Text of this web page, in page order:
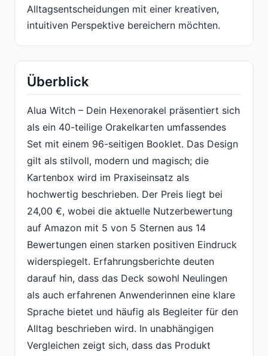
Alltagsentscheidungen mit einer kreativen,
intuitiven Perspektive bereichern möchten.
Überblick
Alua Witch – Dein Hexenorakel präsentiert sich
als ein 40-teilige Orakelkarten umfassendes
Set mit einem 96-seitigen Booklet. Das Design
gilt als stilvoll, modern und magisch; die
Kartenbox wird im Praxiseinsatz als
hochwertig beschrieben. Der Preis liegt bei
24,00 €, wobei die aktuelle Nutzerbewertung
auf Amazon mit 5 von 5 Sternen aus 14
Bewertungen einen starken positiven Eindruck
widerspiegelt. Erfahrungsberichte deuten
darauf hin, dass das Deck sowohl Neulingen
als auch erfahrenen Anwenderinnen eine klare
Sprache bietet und häufig als Begleiter für den
Alltag beschrieben wird. In unabhängigen
Vergleichen zeigt sich, dass das Produkt